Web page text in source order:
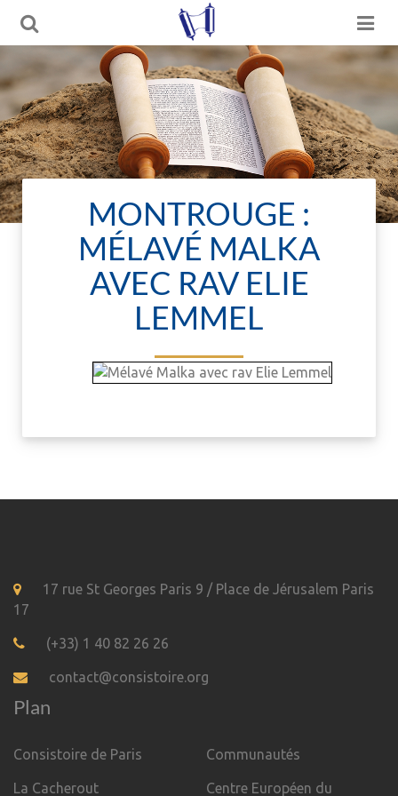
MONTROUGE :
MÉLAVÉ MALKA
AVEC RAV ELIE
LEMMEL
17 rue St Georges Paris 9 / Place de Jérusalem Paris
17
(+33) 1 40 82 26 26
contact@consistoire.org
Plan
Consistoire de Paris
La Cacherout
Communautés
Centre Européen du